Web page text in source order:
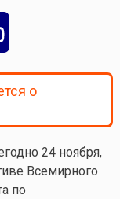
о
24 ноября,
Всемирного
по